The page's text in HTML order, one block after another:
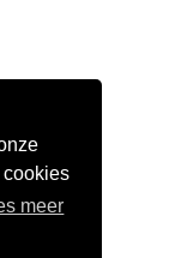
cookies
meer